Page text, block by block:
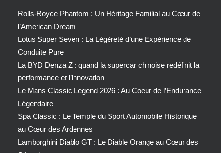
Rolls-Royce Phantom : Un Héritage Familial au Cœur de
l’American Dream
Lotus Super Seven : La Légèreté d’une Expérience de
Conduite Pure
La BYD Denza Z : quand la supercar chinoise redéfinit la
performance et l’innovation
Le Mans Classic Legend 2026 : Au Coeur de l’Endurance
Légendaire
Spa Classic : Le Temple du Sport Automobile Historique
au Cœur des Ardennes
Lamborghini Diablo GT : Le Diable Orange au Cœur des